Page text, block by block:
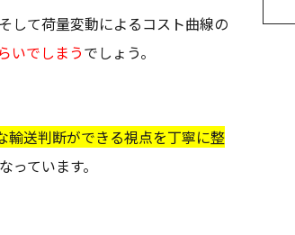
して荷量変動によるコスト曲線の
いでしまうでしょう。
輸送判断ができる視点を丁寧に整
ています。